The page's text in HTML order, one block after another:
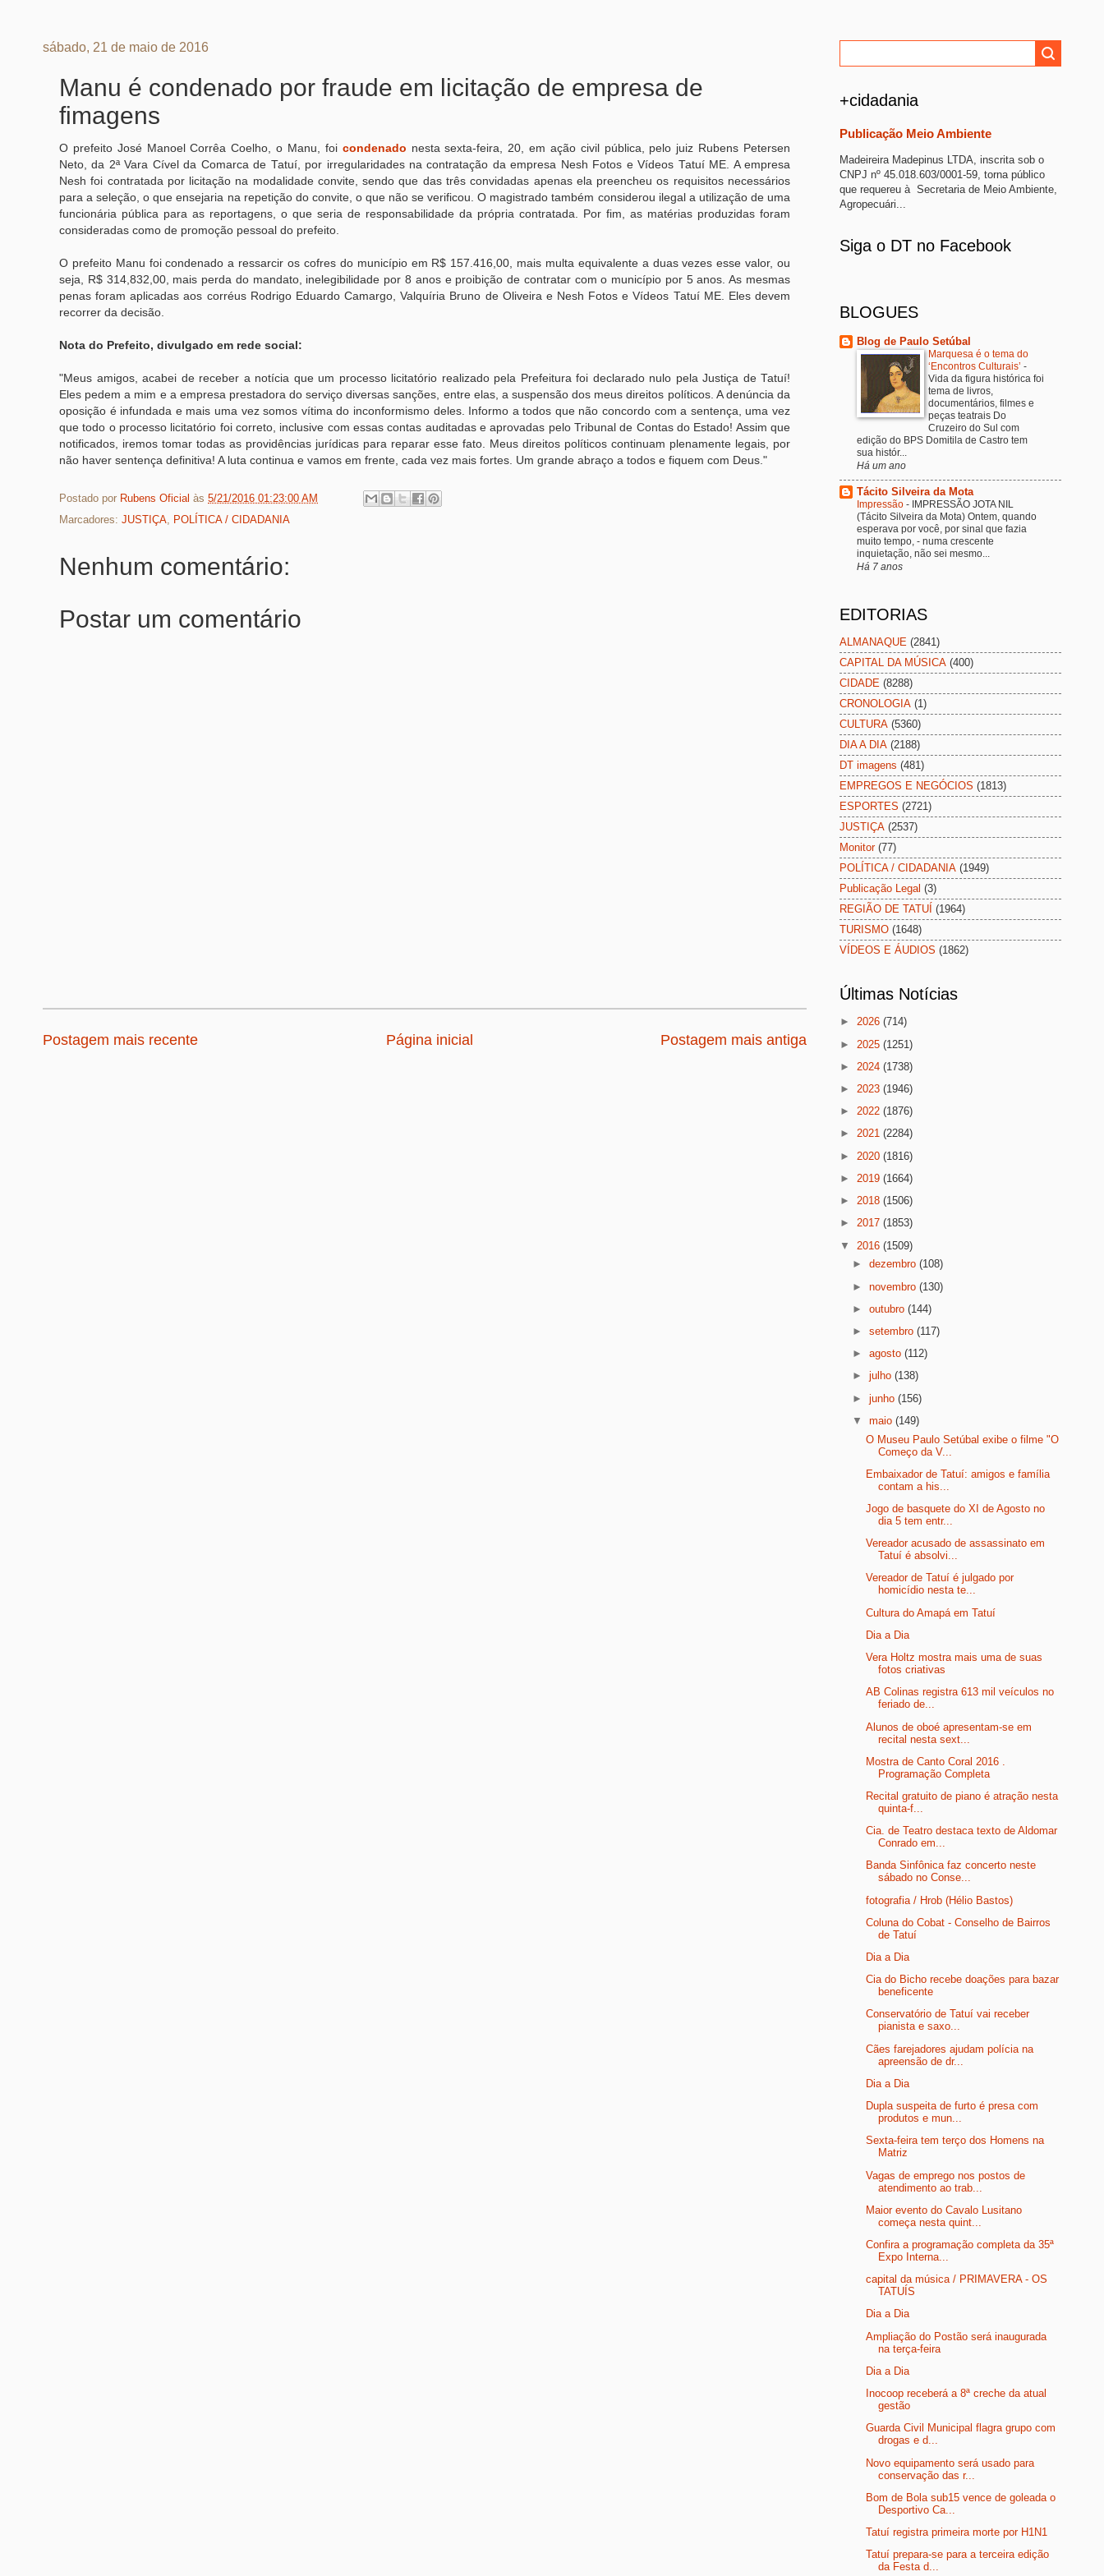
sábado, 21 de maio de 2016
Manu é condenado por fraude em licitação de empresa de
fimagens
O prefeito José Manoel Corrêa Coelho, o Manu, foi condenado nesta sexta-feira, 20, em ação civil pública, pelo juiz Rubens Petersen
Neto, da 2ª Vara Cível da Comarca de Tatuí, por irregularidades na contratação da empresa Nesh Fotos e Vídeos Tatuí ME. A empresa
Nesh foi contratada por licitação na modalidade convite, sendo que das três convidadas apenas ela preencheu os requisitos necessários
para a seleção, o que ensejaria na repetição do convite, o que não se verificou. O magistrado também considerou ilegal a utilização de uma
funcionária pública para as reportagens, o que seria de responsabilidade da própria contratada. Por fim, as matérias produzidas foram
consideradas como de promoção pessoal do prefeito.
O prefeito Manu foi condenado a ressarcir os cofres do município em R$ 157.416,00, mais multa equivalente a duas vezes esse valor, ou
seja, R$ 314,832,00, mais perda do mandato, inelegibilidade por 8 anos e proibição de contratar com o município por 5 anos. As mesmas
penas foram aplicadas aos corréus Rodrigo Eduardo Camargo, Valquíria Bruno de Oliveira e Nesh Fotos e Vídeos Tatuí ME. Eles devem
recorrer da decisão.
Nota do Prefeito, divulgado em rede social:
"Meus amigos, acabei de receber a notícia que um processo licitatório realizado pela Prefeitura foi declarado nulo pela Justiça de Tatuí!
Eles pedem a mim e a empresa prestadora do serviço diversas sanções, entre elas, a suspensão dos meus direitos políticos. A denúncia da
oposição é infundada e mais uma vez somos vítima do inconformismo deles. Informo a todos que não concordo com a sentença, uma vez
que todo o processo licitatório foi correto, inclusive com essas contas auditadas e aprovadas pelo Tribunal de Contas do Estado! Assim que
notificados, iremos tomar todas as providências jurídicas para reparar esse fato. Meus direitos políticos continuam plenamente legais, por
não haver sentença definitiva! A luta continua e vamos em frente, cada vez mais fortes. Um grande abraço a todos e fiquem com Deus."
Postado por Rubens Oficial às 5/21/2016 01:23:00 AM
Marcadores: JUSTIÇA, POLÍTICA / CIDADANIA
Nenhum comentário:
Postar um comentário
Postagem mais recente Postagem mais antiga
Página inicial
+cidadania
Publicação Meio Ambiente
Madeireira Madepinus LTDA, inscrita sob o
CNPJ nº 45.018.603/0001-59, torna público
que requereu à Secretaria de Meio Ambiente,
Agropecuári...
Siga o DT no Facebook
BLOGUES
Blog de Paulo Setúbal
Marquesa é o tema do
‘Encontros Culturais’ -
Vida da figura histórica foi
tema de livros,
documentários, filmes e
peças teatrais Do
Cruzeiro do Sul com
edição do BPS Domitila de Castro tem
sua histór...
Há um ano
Tácito Silveira da Mota
Impressão - IMPRESSÃO JOTA NIL
(Tácito Silveira da Mota) Ontem, quando
esperava por você, por sinal que fazia
muito tempo, - numa crescente
inquietação, não sei mesmo...
Há 7 anos
EDITORIAS
ALMANAQUE (2841)
CAPITAL DA MÚSICA (400)
CIDADE (8288)
CRONOLOGIA (1)
CULTURA (5360)
DIA A DIA (2188)
DT imagens (481)
EMPREGOS E NEGÓCIOS (1813)
ESPORTES (2721)
JUSTIÇA (2537)
Monitor (77)
POLÍTICA / CIDADANIA (1949)
Publicação Legal (3)
REGIÃO DE TATUÍ (1964)
TURISMO (1648)
VÍDEOS E ÁUDIOS (1862)
Últimas Notícias
► 2026 (714)
► 2025 (1251)
► 2024 (1738)
► 2023 (1946)
► 2022 (1876)
► 2021 (2284)
► 2020 (1816)
► 2019 (1664)
► 2018 (1506)
► 2017 (1853)
▼ 2016 (1509)
►dezembro(108)
►novembro(130)
►outubro(144)
►setembro(117)
►agosto(112)
►julho(138)
►junho(156)
▼maio(149)
O Museu Paulo Setúbal exibe o filme "O
Começo da V...
Embaixador de Tatuí: amigos e família
contam a his...
Jogo de basquete do XI de Agosto no
dia 5 tem entr...
Vereador acusado de assassinato em
Tatuí é absolvi...
Vereador de Tatuí é julgado por
homicídio nesta te...
Cultura do Amapá em Tatuí
Dia a Dia
Vera Holtz mostra mais uma de suas
fotos criativas
AB Colinas registra 613 mil veículos no
feriado de...
Alunos de oboé apresentam-se em
recital nesta sext...
Mostra de Canto Coral 2016 .
Programação Completa
Recital gratuito de piano é atração nesta
quinta-f...
Cia. de Teatro destaca texto de Aldomar
Conrado em...
Banda Sinfônica faz concerto neste
sábado no Conse...
fotografia / Hrob (Hélio Bastos)
Coluna do Cobat - Conselho de Bairros
de Tatuí
Dia a Dia
Cia do Bicho recebe doações para bazar
beneficente
Conservatório de Tatuí vai receber
pianista e saxo...
Cães farejadores ajudam polícia na
apreensão de dr...
Dia a Dia
Dupla suspeita de furto é presa com
produtos e mun...
Sexta-feira tem terço dos Homens na
Matriz
Vagas de emprego nos postos de
atendimento ao trab...
Maior evento do Cavalo Lusitano
começa nesta quint...
Confira a programação completa da 35ª
Expo Interna...
capital da música / PRIMAVERA - OS
TATUÍS
Dia a Dia
Ampliação do Postão será inaugurada
na terça-feira
Dia a Dia
Inocoop receberá a 8ª creche da atual
gestão
Guarda Civil Municipal flagra grupo com
drogas e d...
Novo equipamento será usado para
conservação das r...
Bom de Bola sub15 vence de goleada o
Desportivo Ca...
Tatuí registra primeira morte por H1N1
Tatuí prepara-se para a terceira edição
da Festa d...